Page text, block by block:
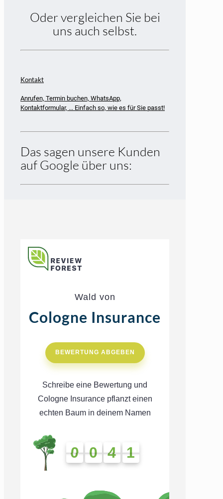
Oder vergleichen Sie bei
uns auch selbst.
Kontakt
Anrufen, Termin buchen, WhatsApp,
Kontaktformular, ... Einfach so, wie es für Sie passt!
Das sagen unsere Kunden
auf Google über uns:
Wald von
Cologne Insurance
BEWERTUNG ABGEBEN
Schreibe eine Bewertung und
Cologne Insurance pflanzt einen
echten Baum in deinem Namen
0
0 0
0 4
4
4
4 1
1
1
1